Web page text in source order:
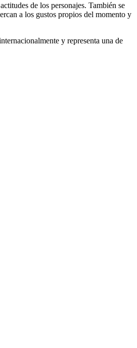
de los personajes. También se
a los gustos propios del momento y
y representa una de